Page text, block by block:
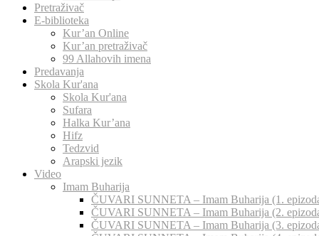
Pretraživač
E-biblioteka
Kur’an Online
Kur’an pretraživač
99 Allahovih imena
Predavanja
Skola Kur'ana
Skola Kur'ana
Sufara
Halka Kur’ana
Hifz
Tedzvid
Arapski jezik
Video
Imam Buharija
ČUVARI SUNNETA – Imam Buharija (1.
ČUVARI SUNNETA – Imam Buharija (2.
ČUVARI SUNNETA – Imam Buharija (3.